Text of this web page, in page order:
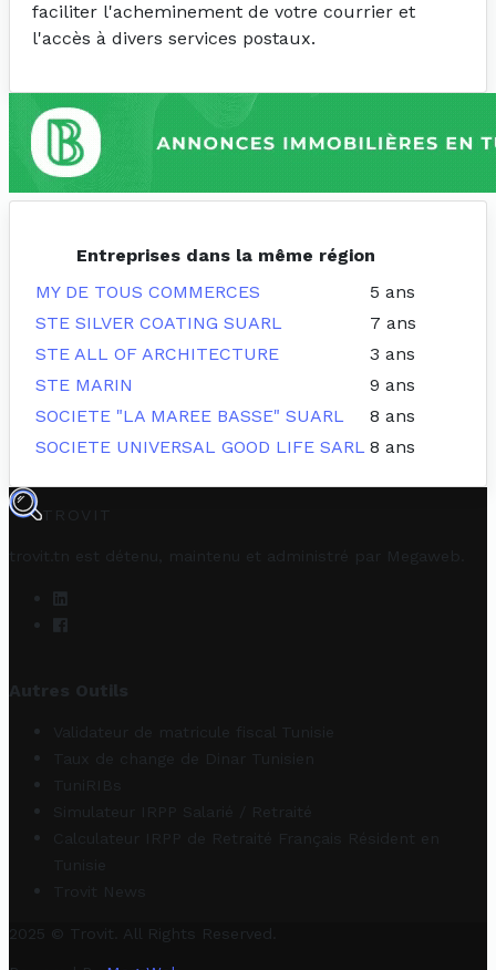
faciliter l'acheminement de votre courrier et
l'accès à divers services postaux.
Entreprises dans la même région
MY DE TOUS COMMERCES
5 ans
STE SILVER COATING SUARL
7 ans
STE ALL OF ARCHITECTURE
3 ans
STE MARIN
9 ans
SOCIETE "LA MAREE BASSE" SUARL
8 ans
SOCIETE UNIVERSAL GOOD LIFE SARL 8 ans
TROVIT
trovit.tn est détenu, maintenu et administré par Megaweb
Autres Outils
Validateur de matricule fiscal Tunisie
Taux de change de Dinar Tunisien
TuniRIBs
Simulateur IRPP Salarié / Retraité
Calculateur IRPP de Retraité Français Résident en
Tunisie
Trovit News
2025 © Trovit. All Rights Reserved.